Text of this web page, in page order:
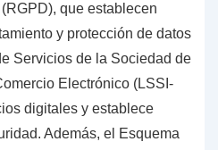
que establecen
y protección de datos
Servicios de la Sociedad de
Electrónico (LSSI-
digitales y establece
Además, el Esquema